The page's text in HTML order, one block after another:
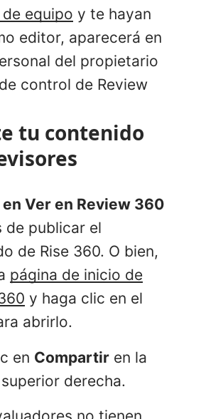
equipo y te hayan
editor, aparecerá en
del propietario
control de Review
tu contenido
en Ver en Review 360
de publicar el
de Rise 360. O bien,
página de inicio de
y haga clic en el
abrirlo.
en Compartir en la
derecha.